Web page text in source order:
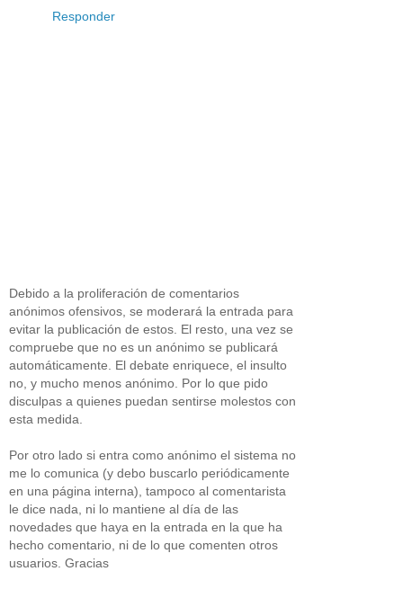
Responder
Debido a la proliferación de comentarios
anónimos ofensivos, se moderará la entrada para
evitar la publicación de estos. El resto, una vez se
compruebe que no es un anónimo se publicará
automáticamente. El debate enriquece, el insulto
no, y mucho menos anónimo. Por lo que pido
disculpas a quienes puedan sentirse molestos con
esta medida.
Por otro lado si entra como anónimo el sistema no
me lo comunica (y debo buscarlo periódicamente
en una página interna), tampoco al comentarista
le dice nada, ni lo mantiene al día de las
novedades que haya en la entrada en la que ha
hecho comentario, ni de lo que comenten otros
usuarios. Gracias